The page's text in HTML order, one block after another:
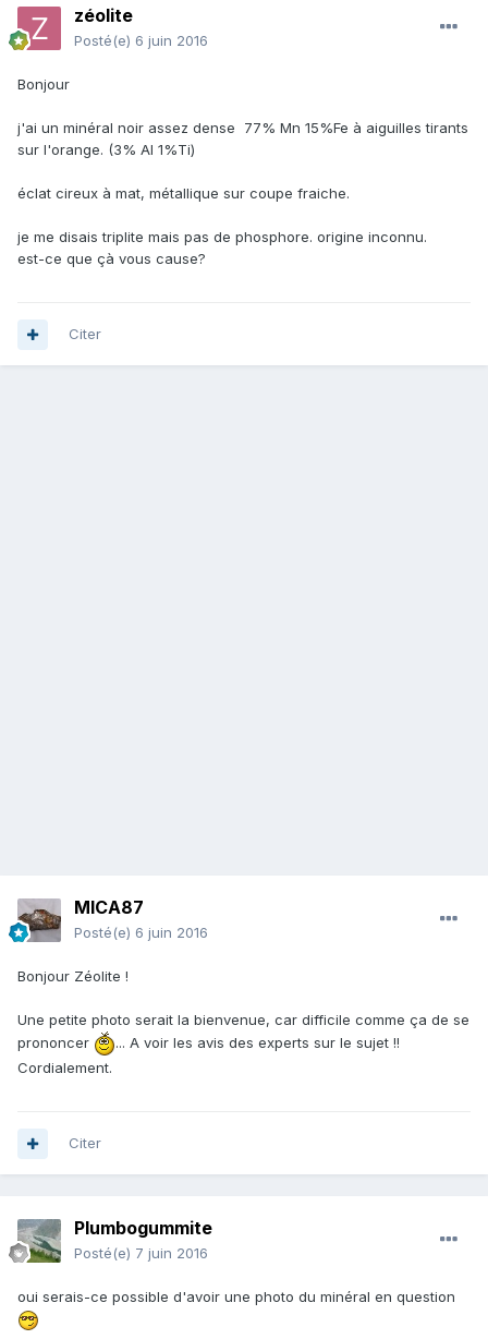
zéolite
Posté(e) 6 juin 2016
Bonjour
j'ai un minéral noir assez dense 77% Mn 15%Fe à aiguilles tirants
sur l'orange. (3% Al 1%Ti)
éclat cireux à mat, métallique sur coupe fraiche.
je me disais triplite mais pas de phosphore. origine inconnu.
est-ce que çà vous cause?
Citer
MICA87
Posté(e) 6 juin 2016
Bonjour Zéolite !
Une petite photo serait la bienvenue, car difficile comme ça de se
prononcer
... A voir les avis des experts sur le sujet !!
Cordialement.
Citer
Plumbogummite
Posté(e) 7 juin 2016
oui serais-ce possible d'avoir une photo du minéral en question